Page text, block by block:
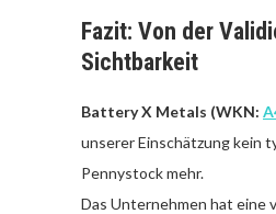
Fazit: Von der
Sichtbarkeit
Battery X Metals (WKN:
unserer Einschätzung kein
Pennystock mehr.
Das Unternehmen hat eine